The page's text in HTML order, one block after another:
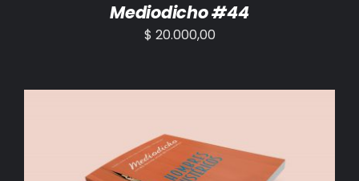
Mediodicho #44
$ 20.000,00